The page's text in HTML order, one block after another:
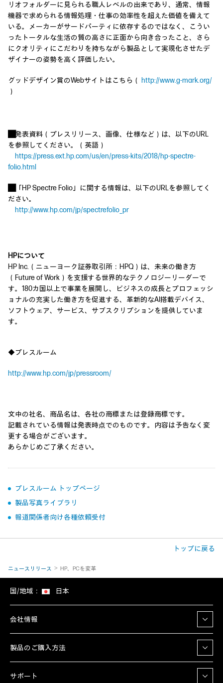
リオフォルダーに見られる職人レベルの出来であり、通常、情報
機器で求められる情報処理・仕事の効率性を超えた価値を備えて
いる。メーカーがサードパーティに依存するのではなく、こうい
ったトータルな生活の質の高さに正面から向き合ったこと、さら
にクオリティにこだわりを持ちながら製品として実現化させたデ
ザイナーの姿勢を高く評価したい。
グッドデザイン賞のWebサイトはこちら（
http://www.g-mark.org/
）
発表資料（プレスリリース、画像、仕様など）は、以下のURL
を参照してください。（英語）
https://press.ext.hp.com/us/en/press-kits/2018/hp-spectre-
folio.html
「HP Spectre Folio」に関する情報は、以下のURLを参照してく
ださい。
http://www.hp.com/jp/spectrefolio_pr
HPについて
HP Inc.（ニューヨーク証券取引所：HPQ）は、未来の働き方
（Future of Work）を支援する世界的なテクノロジーリーダーで
す。180カ国以上で事業を展開し、ビジネスの成長とプロフェッシ
ョナルの充実した働き方を促進する、革新的なAI搭載デバイス、
ソフトウェア、サービス、サブスクリプションを提供していま
す。
◆プレスルーム
http://www.hp.com/jp/pressroom/
文中の社名、商品名は、各社の商標または登録商標です。
記載されている情報は発表時点でのものです。内容は予告なく変
更する場合がございます。
あらかじめご了承ください。
プレスルーム トップページ
製品写真ライブラリ
報道関係者向け各種依頼受付
トップに戻る
ニュースリリース HP、PCを変革
国/地域： 日本
会社情報
製品のご購入方法
サポート